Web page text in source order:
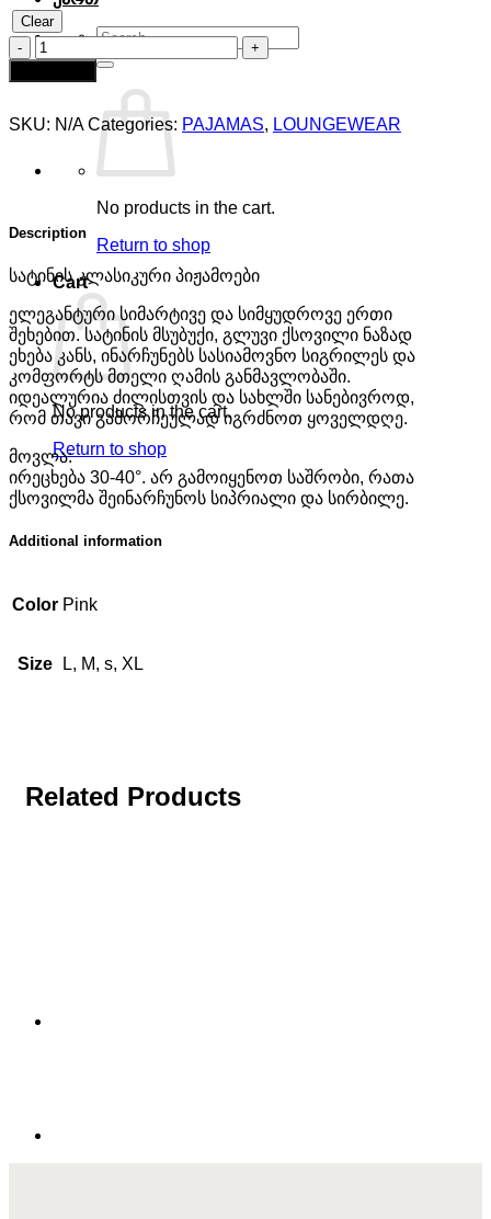
Search
for:
No products in the cart.
Return to shop
Cart
No products in the cart.
Return to shop
Clear
სატინის
ვარდისფერი
პიჟამო
შარვალი
პერანგი
SKU: N/A Categories: PAJAMAS, LOUNGEWEAR
Description
სატინის კლასიკური პიჟამოები
ელეგანტური სიმარტივე და სიმყუდროვე ერთი
შეხებით. სატინის მსუბუქი, გლუვი ქსოვილი ნაზად
ეხება კანს, ინარჩუნებს სასიამოვნო სიგრილეს და
კომფორტს მთელი ღამის განმავლობაში.
იდეალურია ძილისთვის და სახლში სანებივროდ,
რომ თავი გამორჩეულად იგრძნოთ ყოველდღე.
მოვლა:
ირეცხება 30-40°. არ გამოიყენოთ საშრობი, რათა
ქსოვილმა შეინარჩუნოს სიპრიალი და სირბილე.
Additional information
Color Pink
Size L, M, s, XL
Related Products